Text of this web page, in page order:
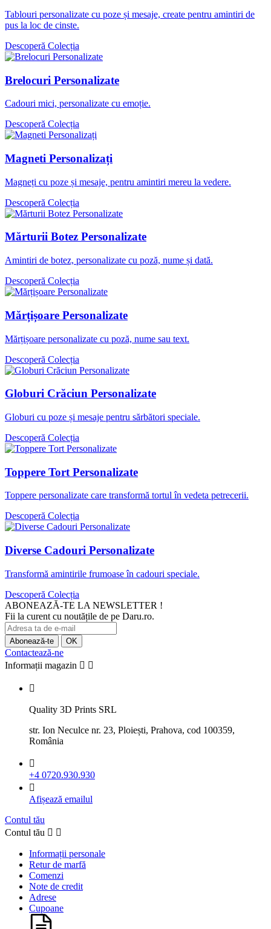
Tablouri personalizate cu poze și mesaje, create pentru amintiri de
pus la loc de cinste.
Descoperă Colecția
Brelocuri Personalizate
Cadouri mici, personalizate cu emoție.
Descoperă Colecția
Magneti Personalizați
Magneți cu poze și mesaje, pentru amintiri mereu la vedere.
Descoperă Colecția
Mărturii Botez Personalizate
Amintiri de botez, personalizate cu poză, nume și dată.
Descoperă Colecția
Mărțișoare Personalizate
Mărțișoare personalizate cu poză, nume sau text.
Descoperă Colecția
Globuri Crăciun Personalizate
Globuri cu poze și mesaje pentru sărbători speciale.
Descoperă Colecția
Toppere Tort Personalizate
Toppere personalizate care transformă tortul în vedeta petrecerii.
Descoperă Colecția
Diverse Cadouri Personalizate
Transformă amintirile frumoase în cadouri speciale.
Descoperă Colecția
ABONEAZĂ-TE LA NEWSLETTER !
Fii la curent cu noutățile de pe Daru.ro.
Contactează-ne
Informații magazin  

Quality 3D Prints SRL
str. Ion Neculce nr. 23, Ploiești, Prahova, cod 100359,
România

+4 0720.930.930

Afișează emailul
Contul tău
Contul tău  
Informații personale
Retur de marfă
Comenzi
Note de credit
Adrese
Cupoane